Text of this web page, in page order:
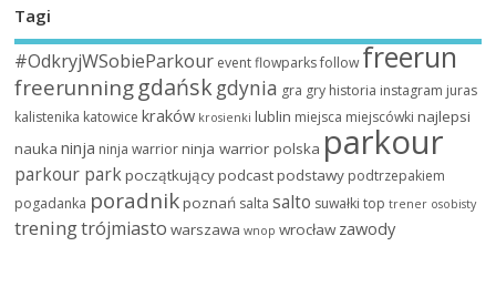
Tagi
#OdkryjWSobieParkour event flowparks followfreerun
freerunninggdańskgdynia gra gry historia instagram juras
kalistenika katowice kraków krosienki lublin miejsca miejscówki najlepsi
nauka ninja ninja warrior ninja warrior polska parkour
parkour parkpoczątkującypodcastpodstawy podtrzepakiem
pogadanka poradnikpoznań salta salto suwałki top trener osobisty
treningtrójmiasto warszawa wnop wrocławzawody